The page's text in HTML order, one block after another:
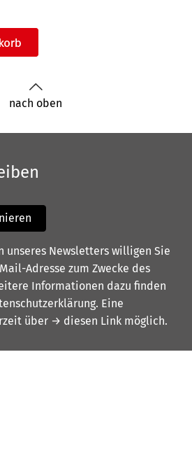
nach oben
unseres Newsletters willigen Sie
Adresse zum Zwecke des
Informationen dazu finden
. Eine
über → diesen Link möglich.